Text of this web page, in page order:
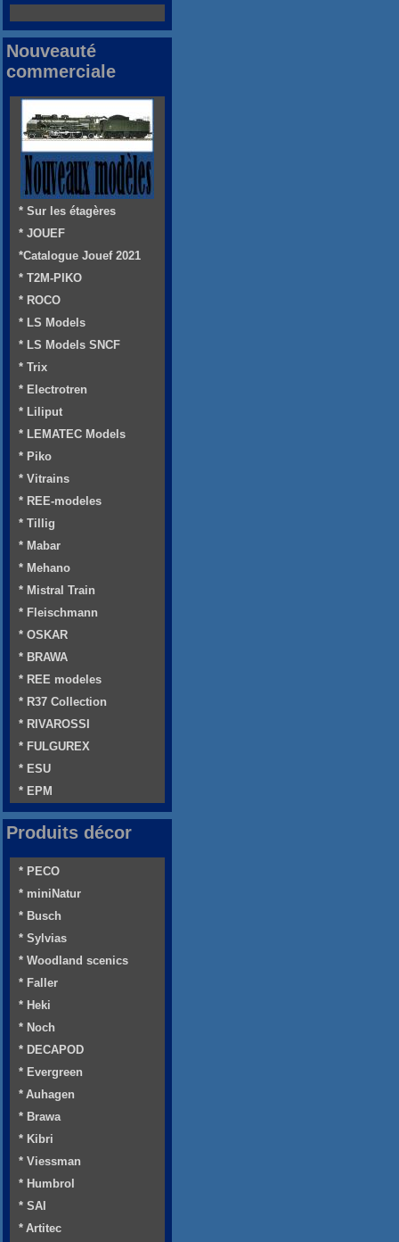
Nouveauté
commerciale
* Sur les étagères
* JOUEF
*Catalogue Jouef 2021
* T2M-PIKO
* ROCO
* LS Models
* LS Models SNCF
* Trix
* Electrotren
* Liliput
* LEMATEC Models
* Piko
* Vitrains
* REE-modeles
* Tillig
* Mabar
* Mehano
* Mistral Train
* Fleischmann
* OSKAR
* BRAWA
* REE modeles
* R37 Collection
* RIVAROSSI
* FULGUREX
* ESU
* EPM
Produits décor
* PECO
* miniNatur
* Busch
* Sylvias
* Woodland scenics
* Faller
* Heki
* Noch
* DECAPOD
* Evergreen
* Auhagen
* Brawa
* Kibri
* Viessman
* Humbrol
* SAI
* Artitec